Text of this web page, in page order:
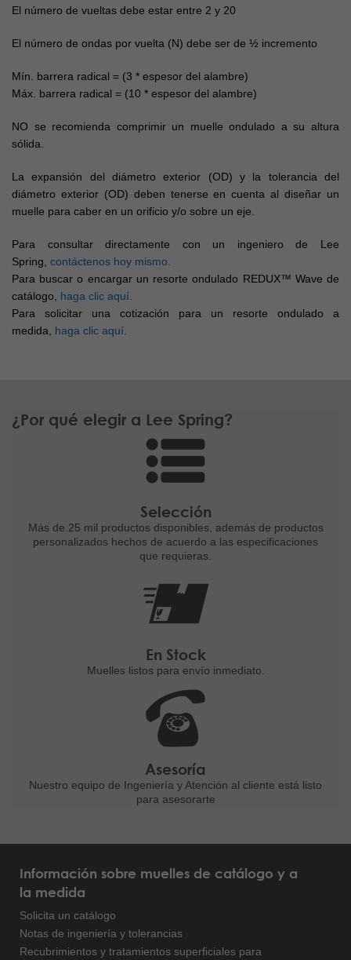
El número de vueltas debe estar entre 2 y 20
El número de ondas por vuelta (N) debe ser de ½ incremento
Mín. barrera radical = (3 * espesor del alambre)
Máx. barrera radical = (10 * espesor del alambre)
NO se recomienda comprimir un muelle ondulado a su altura
sólida.
La expansión del diámetro exterior (OD) y la tolerancia del
diámetro exterior (OD) deben tenerse en cuenta al diseñar un
muelle para caber en un orificio y/o sobre un eje.
Para consultar directamente con un ingeniero de Lee
Spring, contáctenos hoy mismo.
Para buscar o encargar un resorte ondulado REDUX™ Wave de
catálogo, haga clic aquí.
Para solicitar una cotización para un resorte ondulado a
medida, haga clic aquí.
¿Por qué elegir a Lee Spring?
Selección
Más de 25 mil productos disponibles,
además de productos
personalizados hechos de acuerdo a las especificaciones
que requieras.
En Stock
Muelles listos para envío inmediato.
Asesoría
Nuestro equipo de Ingeniería y Atención al cliente está listo
para asesorarte
Información sobre muelles de catálogo y a
la medida
Solicita un catálogo
Notas de ingeniería y tolerancias
Recubrimientos y tratamientos superficiales para